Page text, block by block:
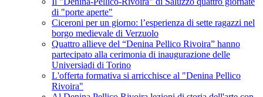
di "porte aperte"
Ciceroni per un giorno: l’esperienza di sette ragazzi nel
borgo medievale di Verzuolo
Quattro allieve del “Denina Pellico Rivoira” hanno
partecipato alla cerimonia di inaugurazione delle
Universiadi di Torino
L'offerta formativa si arricchisce al "Denina Pellico
Rivoira"